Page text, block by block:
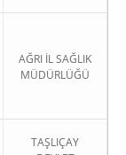
AĞRI İL SAĞLIK
MÜDÜRLÜĞÜ
TAŞLIÇAY